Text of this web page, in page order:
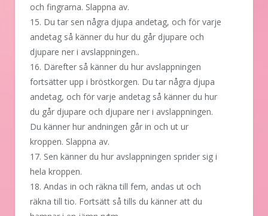
och fingrarna. Slappna av.
15. Du tar sen några djupa andetag, och för varje
andetag så känner du hur du går djupare och
djupare ner i avslappningen..
16. Därefter så känner du hur avslappningen
fortsätter upp i bröstkorgen. Du tar några djupa
andetag, och för varje andetag så känner du hur
du går djupare och djupare ner i avslappningen.
Du känner hur andningen går in och ut ur
kroppen. Slappna av.
17. Sen känner du hur avslappningen sprider sig i
hela kroppen.
18. Andas in och räkna till fem, andas ut och
räkna till tio. Fortsätt så tills du känner att du